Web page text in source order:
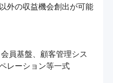
外の収益機会創出が可能
員基盤、顧客管理シス
レーション等一式